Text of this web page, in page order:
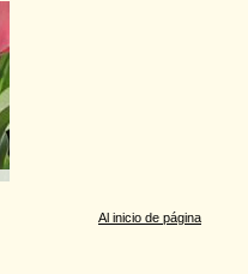
Al inicio de página